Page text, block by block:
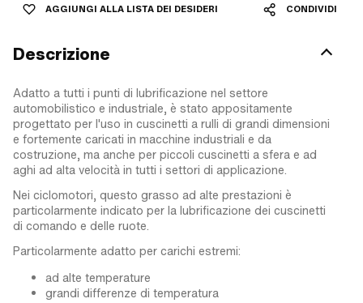
AGGIUNGI ALLA LISTA DEI DESIDERI CONDIVIDI
Descrizione
Adatto a tutti i punti di lubrificazione nel settore
automobilistico e industriale, è stato appositamente
progettato per l'uso in cuscinetti a rulli di grandi dimensioni
e fortemente caricati in macchine industriali e da
costruzione, ma anche per piccoli cuscinetti a sfera e ad
aghi ad alta velocità in tutti i settori di applicazione.
Nei ciclomotori, questo grasso ad alte prestazioni è
particolarmente indicato per la lubrificazione dei cuscinetti
di comando e delle ruote.
Particolarmente adatto per carichi estremi:
ad alte temperature
grandi differenze di temperatura